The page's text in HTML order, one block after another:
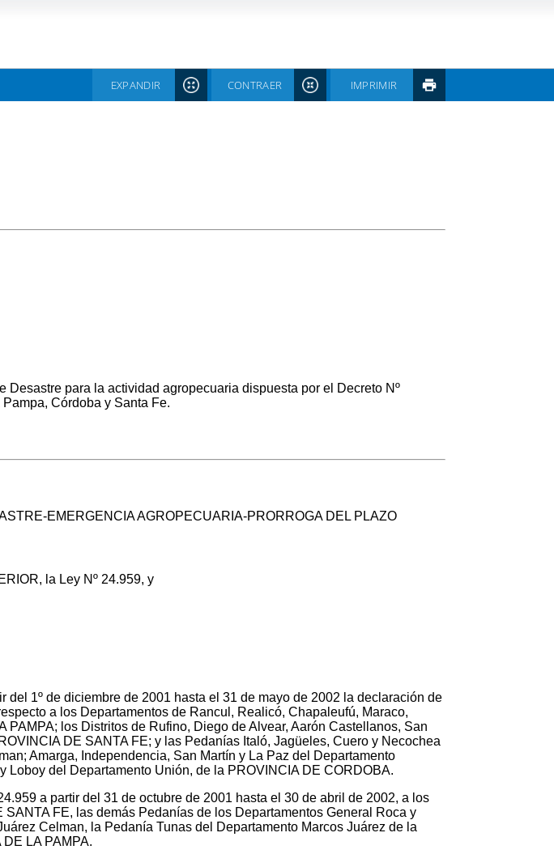
IMPRIMIR
CONTRAER
EXPANDIR
para la actividad agropecuaria dispuesta por el Decreto Nº
Córdoba y Santa Fe.
EMERGENCIA AGROPECUARIA-PRORROGA DEL PLAZO
la Ley Nº 24.959, y
1º de diciembre de 2001 hasta el 31 de mayo de 2002 la declaración de
a los Departamentos de Rancul, Realicó, Chapaleufú, Maraco,
los Distritos de Rufino, Diego de Alvear, Aarón Castellanos, San
DE SANTA FE; y las Pedanías Italó, Jagüeles, Cuero y Necochea
Amarga, Independencia, San Martín y La Paz del Departamento
del Departamento Unión, de la PROVINCIA DE CORDOBA.
a partir del 31 de octubre de 2001 hasta el 30 de abril de 2002, a los
FE, las demás Pedanías de los Departamentos General Roca y
Celman, la Pedanía Tunas del Departamento Marcos Juárez de la
LA PAMPA.